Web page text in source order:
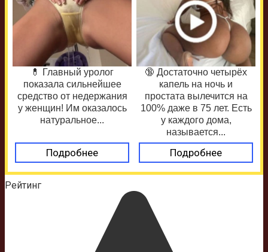
💊 Главный уролог
показала сильнейшее
средство от недержания
у женщин! Им оказалось
натуральное...
Подробнее
🔞 Достаточно четырёх
капель на ночь и
простата вылечится на
100% даже в 75 лет. Есть
у каждого дома,
называется...
Подробнее
Рейтинг